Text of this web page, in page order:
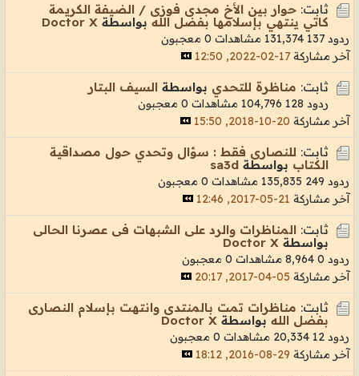
ثابت: حوار بين الأخ مجدى فوزى / الضيفة الكريمة
كاتي ينتهي بإسلامها بفضل الله بواسطة Doctor X
ردود 137 131,374 مشاهدات
0 معجبون
آخر مشاركة 17-02-2022, 12:50
ثابت: مناظرة للتحدي بواسطة السيف البتار
ردود 128 104,796 مشاهدات
0 معجبون
آخر مشاركة 20-10-2018, 15:50
ثابت: للنصارى فقط : سؤال وتحدي حول مصداقية
الكتاب بواسطة sa3d
ردود 249 135,835 مشاهدات
0 معجبون
آخر مشاركة 21-05-2017, 12:46
ثابت: المناظرات والرد على الشبهات فى عصرنا الحالى
بواسطة Doctor X
ردود 0 8,964 مشاهدات
0 معجبون
آخر مشاركة 05-04-2017, 20:17
ثابت: مناظرات تمت بالمنتدى وانتهت بإسلام النصارى
بفضل الله بواسطة Doctor X
ردود 12 20,334 مشاهدات
0 معجبون
آخر مشاركة 29-08-2016, 18:12